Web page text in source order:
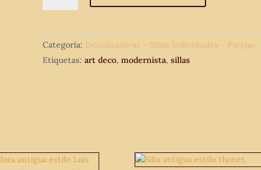
antiguas
estilo
modernista
Categoría: Descalzadoras - Sillas Individuales - Parejas
Etiquetas:art deco,modernista,sillas